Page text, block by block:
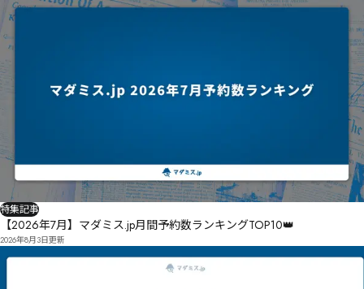
特集記事
【2026年7月】マダミス.jp月間予約数ランキングTOP10👑
2026年8月3日更新